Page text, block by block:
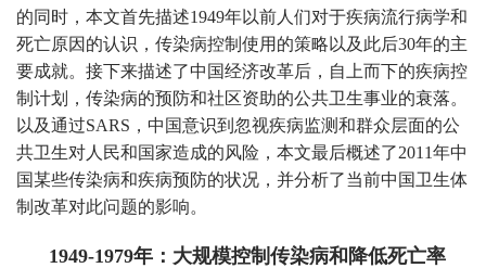
的同时，本文首先描述1949年以前人们对于疾病流行病学和
死亡原因的认识，传染病控制使用的策略以及此后30年的主
要成就。接下来描述了中国经济改革后，自上而下的疾病控
制计划，传染病的预防和社区资助的公共卫生事业的衰落。
以及通过SARS，中国意识到忽视疾病监测和群众层面的公
共卫生对人民和国家造成的风险，本文最后概述了2011年中
国某些传染病和疾病预防的状况，并分析了当前中国卫生体
制改革对此问题的影响。
1949-1979年：大规模控制传染病和降低死亡率